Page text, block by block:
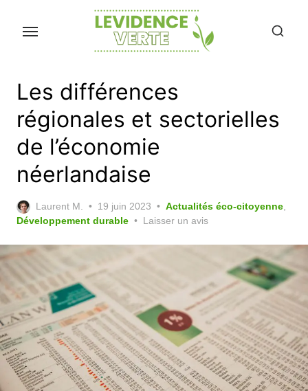
Les différences
régionales et sectorielles
de l’économie
néerlandaise
Laurent M.
Posted
on
19 juin 2023 Actualités éco-citoyenne
Développement durable
Laisser un avis